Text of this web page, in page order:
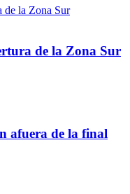
de la Zona Sur
afuera de la final